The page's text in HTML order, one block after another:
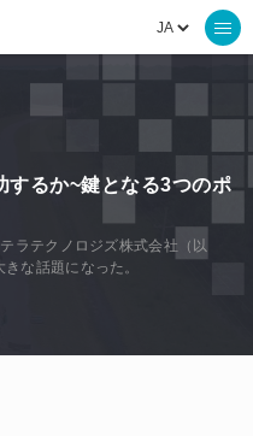
するか~鍵となる3つのポ
ラテクノロジズ株式会社（以
な話題になった。